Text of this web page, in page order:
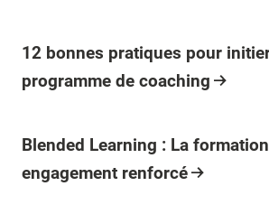
Article
12 bonnes pratiques pour
programme de coaching
Article
Blended Learning : La
engagement renforcé